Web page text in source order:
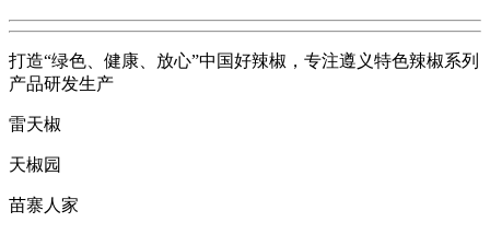
打造“绿色、健康、放心”中国好辣椒，专注遵义特色辣椒系列
产品研发生产
雷天椒
天椒园
苗寨人家